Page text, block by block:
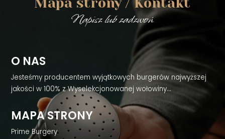
Napisz lub zadzwoń
O NAS
Jesteśmy producentem wyjątkowych burgerów najwyższej
jakości w 100% z Wyselekcjonowanej wołowiny…
MAPA STRONY
Prime Burgery